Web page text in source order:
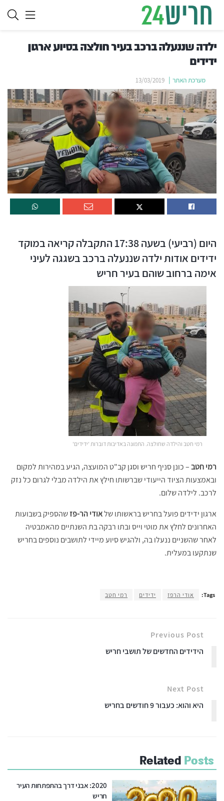
ילדה שננעלה ברכב בעיר חולצה בסיוע ארגון
ידידים
מערכת האתר 13/03/2019
היום (רביעי) בשעה 17:38 התקבלה קריאה במוקד
ידידים אודות ילדה שננעלה ברכב בשגגה לעיני
אימה ברחוב שוהם בעיר חריש
רמי חטב והילדה שחולצה. התמונה באדיבות דוברות 'ידידים'
רמי חטב– כונן סניף חריש וסגן קב"ט המועצה, הגיע במהירות למקום
ובאמצעות הציוד הייעודי שברשותו חילץ את הילדה מבלי לגרום כל נזק
לרכב. לילדה שלום.
ארגון ידידים פועל בחריש בראשותו שלאודי הר-פזשהספיק בשבועות
האחרונים לחלץ את מוטי וייס ובתו רבקה בת השנתיים מהאמבטיה
לאחר שהשניים ננעלו בה, ולהגיש סיוע מיידי לתושבים נוספים בחריש
שנתקעו במעלית.
Tags: אודי הרפז ידידים רמי חטב
Previous Post
הידידים החדשים של תושבי חריש
Next Post
היא והוא: כעבור 9 חודשים בחריש
Related Posts
2020: אבני דרך בהתפתחות העיר
חריש